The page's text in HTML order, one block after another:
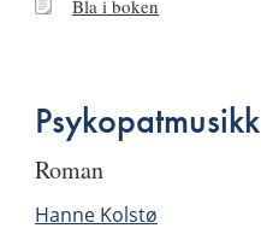
Bla i boken
Psykopatmusikk
roman
Hanne Kolstø